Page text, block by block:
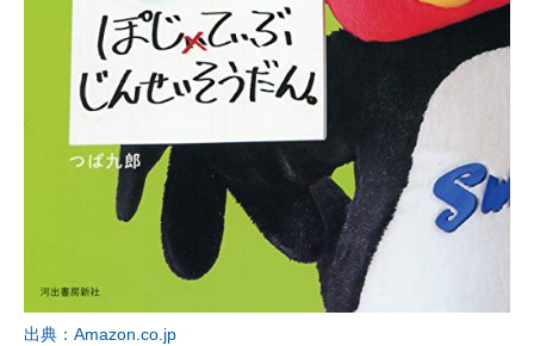
出典：Amazon.co.jp